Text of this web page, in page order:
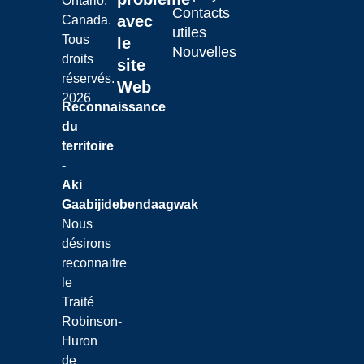
avec
le
site
Web
Contacts
utiles
Nouvelles
Reconnaissance
du
territoire
-
Aki
Gaabijidebendaagwak
Nous
désirons
reconnaitre
le
Traité
Robinson-
Huron
de
Canada.
Tous
droits
réservés.
2026